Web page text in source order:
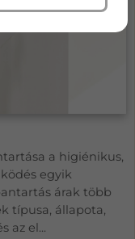
a higiénikus,
egyik
árak több
típusa, állapota,
az el...